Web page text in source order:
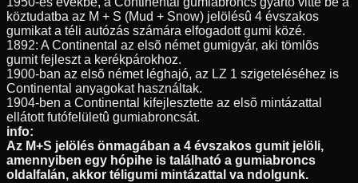
köztudatba az M + S (Mud + Snow) jelölésû 4 évszakos
gumikat a téli autózás számára elfogadott gumi közé.
1892: A Continental az elsõ német gumigyár, aki tömlõs
gumit fejleszt a kerékpárokhoz.
1900-ban az elsõ német léghajó, az LZ 1 szigeteléséhez is
Continental anyagokat használtak.
1904-ben a Continental kifejlesztette az elsõ mintázattal
ellátott futófelületû gumiabroncsát.
info:
Az M+S jelölés önmagában a 4 évszakos gumit jelöli,
amennyiben egy hópihe is található a gumiabroncs
oldalfalán, akkor téligumi mintázattal va ndolgunk.